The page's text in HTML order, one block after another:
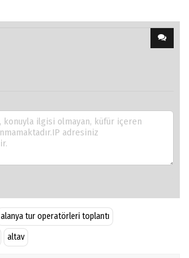
alanya tur operatörleri toplantı
altav